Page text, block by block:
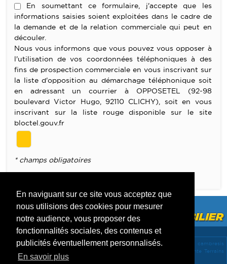
En naviguant sur ce site vous acceptez que
nous utilisions des cookies pour mesurer
notre audience, vous proposer des
fonctionnalités sociales, des contenus et
publicités éventuellement personnalisés.
En savoir plus
En soumettant ce formulaire, j'accepte que les
informations saisies soient exploitées dans le cadre de
la demande et de la relation commerciale qui peut en
découler.
Nous vous informons que vous pouvez vous opposer à
l'utilisation de vos coordonnées téléphoniques à des
fins de prospection commerciale en vous inscrivant sur
la liste d'opposition au démarchage téléphonique soit
en adressant un courrier à OPPOSETEL (92-98
boulevard Victor Hugo, 92110 CLICHY), soit en vous
inscrivant sur la liste rouge disponible sur le site
bloctel.gouv.fr
* champs obligatoires
vente Maisons Beauvois en cambresis 59157 -vente Maisons Le cateau cambresis
vente Terrains
Caudry 59540 -location Maisons Inchy 59540 -